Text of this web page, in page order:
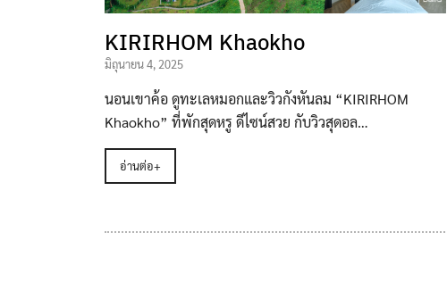
KIRIRHOM Khaokho
มิถุนายน 4, 2025
นอนเขาค้อ ดูทะเลหมอกและวิวกังหันลม “KIRIRHOM
Khaokho” ที่พักสุดหรู ดีไซน์สวย กับวิวสุดอล…
อ่านต่อ+